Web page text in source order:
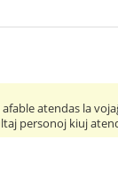
atendas la
personoj kiuj